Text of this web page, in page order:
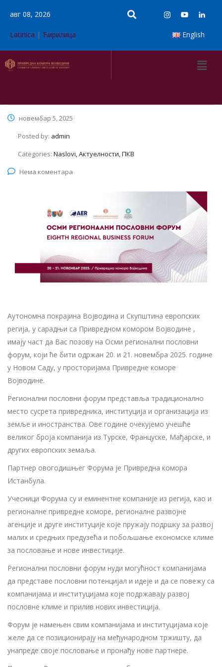
авг 08, 2026
Latinica | Ћирилица English
новембар 5, 2025
Posted by: admin
Categories: Naslovi, Актуелности, ПКВ
Нема коментара
Аутономна покрајина Војводина и Скупштина европских
регија, у сарадњи са Привредном комором Војводине ,
имају част да Вас позову на Осми регионални пословни
форум, који ће бити одржан 20. и 21. новембра 2025. године
у Новом Саду, у просторијама Привредне коморе
Војводине.
Регионални пословни форум представља традиционално
место сусрета привредника, институција и организација из
земље и иностранства. Ове године очекујемо учешће
великог броја компанија из Турске, Француске, Мађарске, и
других европских земаља.
Партнер овогодишњег Форума је Привредна комора
Истанбула.
Учесници Форума су и еминентне компаније из регија, као и
регионалне привредне коморе, регионалне развојне
агенције и друге институције које пружају подршку за развој
малих и средњих предузећа и побољшање економске климе
за пословање и нове инвестиције.
Регионални пословни форум нуди могућност компанијама
да представе пословни потенцијал и идеје и да се повежу са
компанијама и институцијама које подржавају развој
пословне климе и прилив нових инвестиција.
Форум је намењен свим компанијама и институцијама које
желе да се позиционирају на међународном тржишту, да
унапреде своје пословање и пронађу нове партнере.